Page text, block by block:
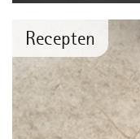
Master Grill,
Recepten